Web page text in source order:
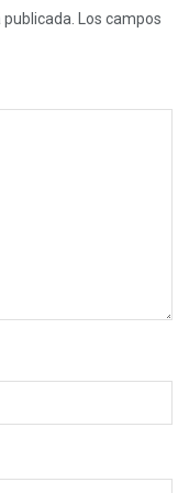
Los campos